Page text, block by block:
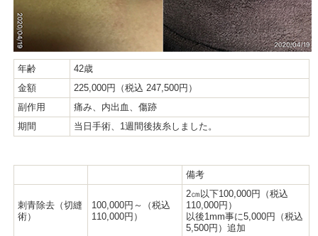
年齢
42歳
金額
225,000円（税込 247,500円）
副作用
痛み、内出血、傷跡
期間
当日手術、1週間後抜糸しました。
備考
刺青除去（切縫
術）
100,000円～（税込
110,000円）
2㎝以下100,000円（税込
110,000円）
以後1mm事に5,000円（税込
5,500円）追加